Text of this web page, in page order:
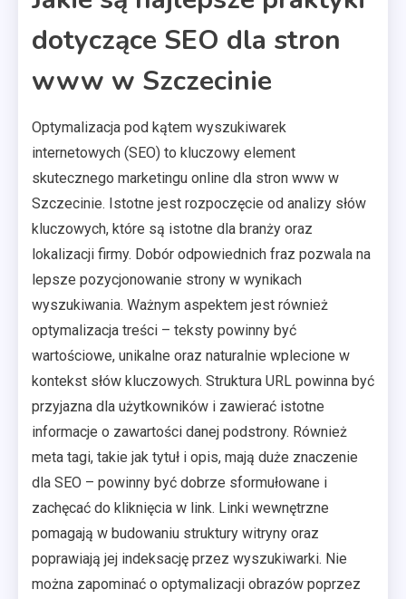
dotyczące SEO dla stron
www w Szczecinie
Optymalizacja pod kątem wyszukiwarek
internetowych (SEO) to kluczowy element
skutecznego marketingu online dla stron www w
Szczecinie. Istotne jest rozpoczęcie od analizy słów
kluczowych, które są istotne dla branży oraz
lokalizacji firmy. Dobór odpowiednich fraz pozwala na
lepsze pozycjonowanie strony w wynikach
wyszukiwania. Ważnym aspektem jest również
optymalizacja treści – teksty powinny być
wartościowe, unikalne oraz naturalnie wplecione w
kontekst słów kluczowych. Struktura URL powinna być
przyjazna dla użytkowników i zawierać istotne
informacje o zawartości danej podstrony. Również
meta tagi, takie jak tytuł i opis, mają duże znaczenie
dla SEO – powinny być dobrze sformułowane i
zachęcać do kliknięcia w link. Linki wewnętrzne
pomagają w budowaniu struktury witryny oraz
poprawiają jej indeksację przez wyszukiwarki. Nie
można zapominać o optymalizacji obrazów poprzez